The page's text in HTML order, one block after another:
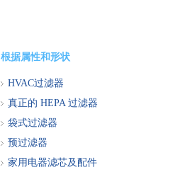
根据属性和形状
HVAC过滤器
真正的 HEPA 过滤器
袋式过滤器
预过滤器
家用电器滤芯及配件